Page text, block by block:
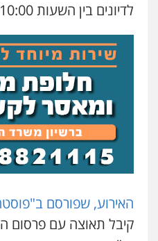
פלילי צבאי
0549911449
עו"ד יאיר בן
פלילי תעבורה
0528758840
לדיונים בין השעות 10:00 ל-11:00.
האירוע, שפורסם
קיבל תאוצה עם פרסום